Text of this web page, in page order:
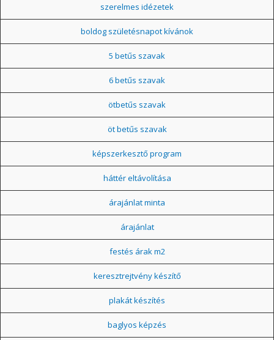
szerelmes idézetek
boldog születésnapot kívánok
5 betűs szavak
6 betűs szavak
ötbetűs szavak
öt betűs szavak
képszerkesztő program
háttér eltávolítása
árajánlat minta
árajánlat
festés árak m2
keresztrejtvény készítő
plakát készítés
baglyos képzés